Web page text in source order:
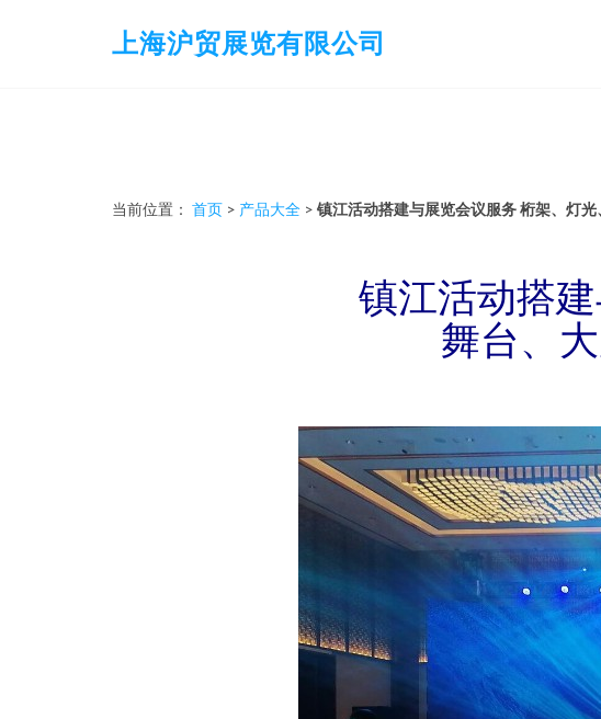
上海沪贸展览有限公司
当前位置： 首页 > 产品大全 > 镇江活动搭建与展览会议服务 桁架、灯
镇江活动搭
舞台、